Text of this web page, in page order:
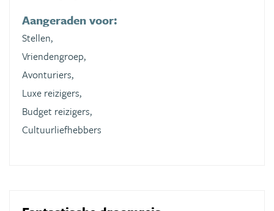
Aangeraden voor:
Stellen,
Vriendengroep,
Avonturiers,
Luxe reizigers,
Budget reizigers,
Cultuurliefhebbers